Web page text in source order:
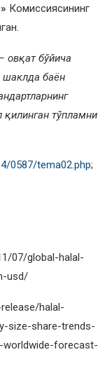
Комиссиясининг
овқат бўйича
шаклда баён
тўпламни
0587/tema02.php;
07/global-halal-
usd/
halal-
size-share-trends-
worldwide-forecast-